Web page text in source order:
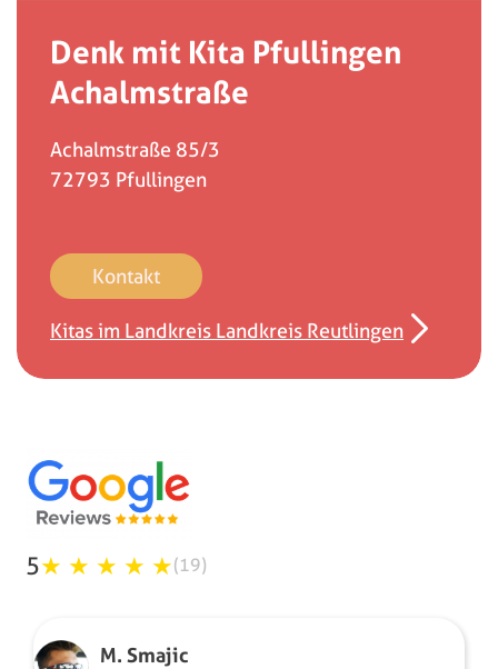
Denk mit Kita Pfullingen
Achalmstraße
Achalmstraße 85/3
72793 Pfullingen
Kontakt
Kitas im Landkreis Landkreis Reutlingen
5★ ★ ★ ★ ★(19)
M. Smajic